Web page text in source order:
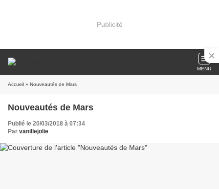
Publicité
MENU
Accueil » Nouveautés de Mars
Nouveautés de Mars
Publié le 20/03/2018 à 07:34
Par vanillejolie